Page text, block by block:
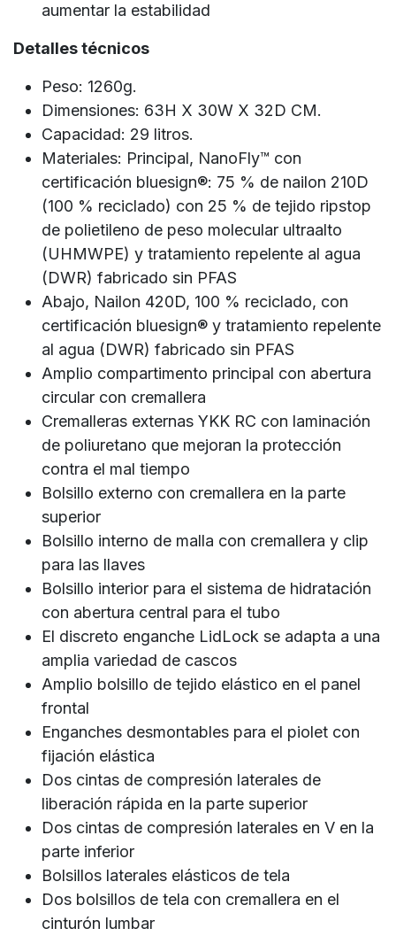
aumentar la estabilidad
Detalles técnicos
Peso: 1260g.
Dimensiones: 63H X 30W X 32D CM.
Capacidad: 29 litros.
Materiales: Principal, NanoFly™ con
certificación bluesign®: 75 % de nailon 210D
(100 % reciclado) con 25 % de tejido ripstop
de polietileno de peso molecular ultraalto
(UHMWPE) y tratamiento repelente al agua
(DWR) fabricado sin PFAS
Abajo, Nailon 420D, 100 % reciclado, con
certificación bluesign® y tratamiento repelente
al agua (DWR) fabricado sin PFAS
Amplio compartimento principal con abertura
circular con cremallera
Cremalleras externas YKK RC con laminación
de poliuretano que mejoran la protección
contra el mal tiempo
Bolsillo externo con cremallera en la parte
superior
Bolsillo interno de malla con cremallera y clip
para las llaves
Bolsillo interior para el sistema de hidratación
con abertura central para el tubo
El discreto enganche LidLock se adapta a una
amplia variedad de cascos
Amplio bolsillo de tejido elástico en el panel
frontal
Enganches desmontables para el piolet con
fijación elástica
Dos cintas de compresión laterales de
liberación rápida en la parte superior
Dos cintas de compresión laterales en V en la
parte inferior
Bolsillos laterales elásticos de tela
Dos bolsillos de tela con cremallera en el
cinturón lumbar